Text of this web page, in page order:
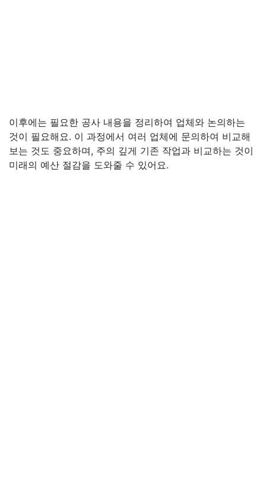
이후에는 필요한 공사 내용을 정리하여 업체와 논의하는
것이 필요해요. 이 과정에서 여러 업체에 문의하여 비교해
보는 것도 중요하며, 주의 깊게 기존 작업과 비교하는 것이
미래의 예산 절감을 도와줄 수 있어요.